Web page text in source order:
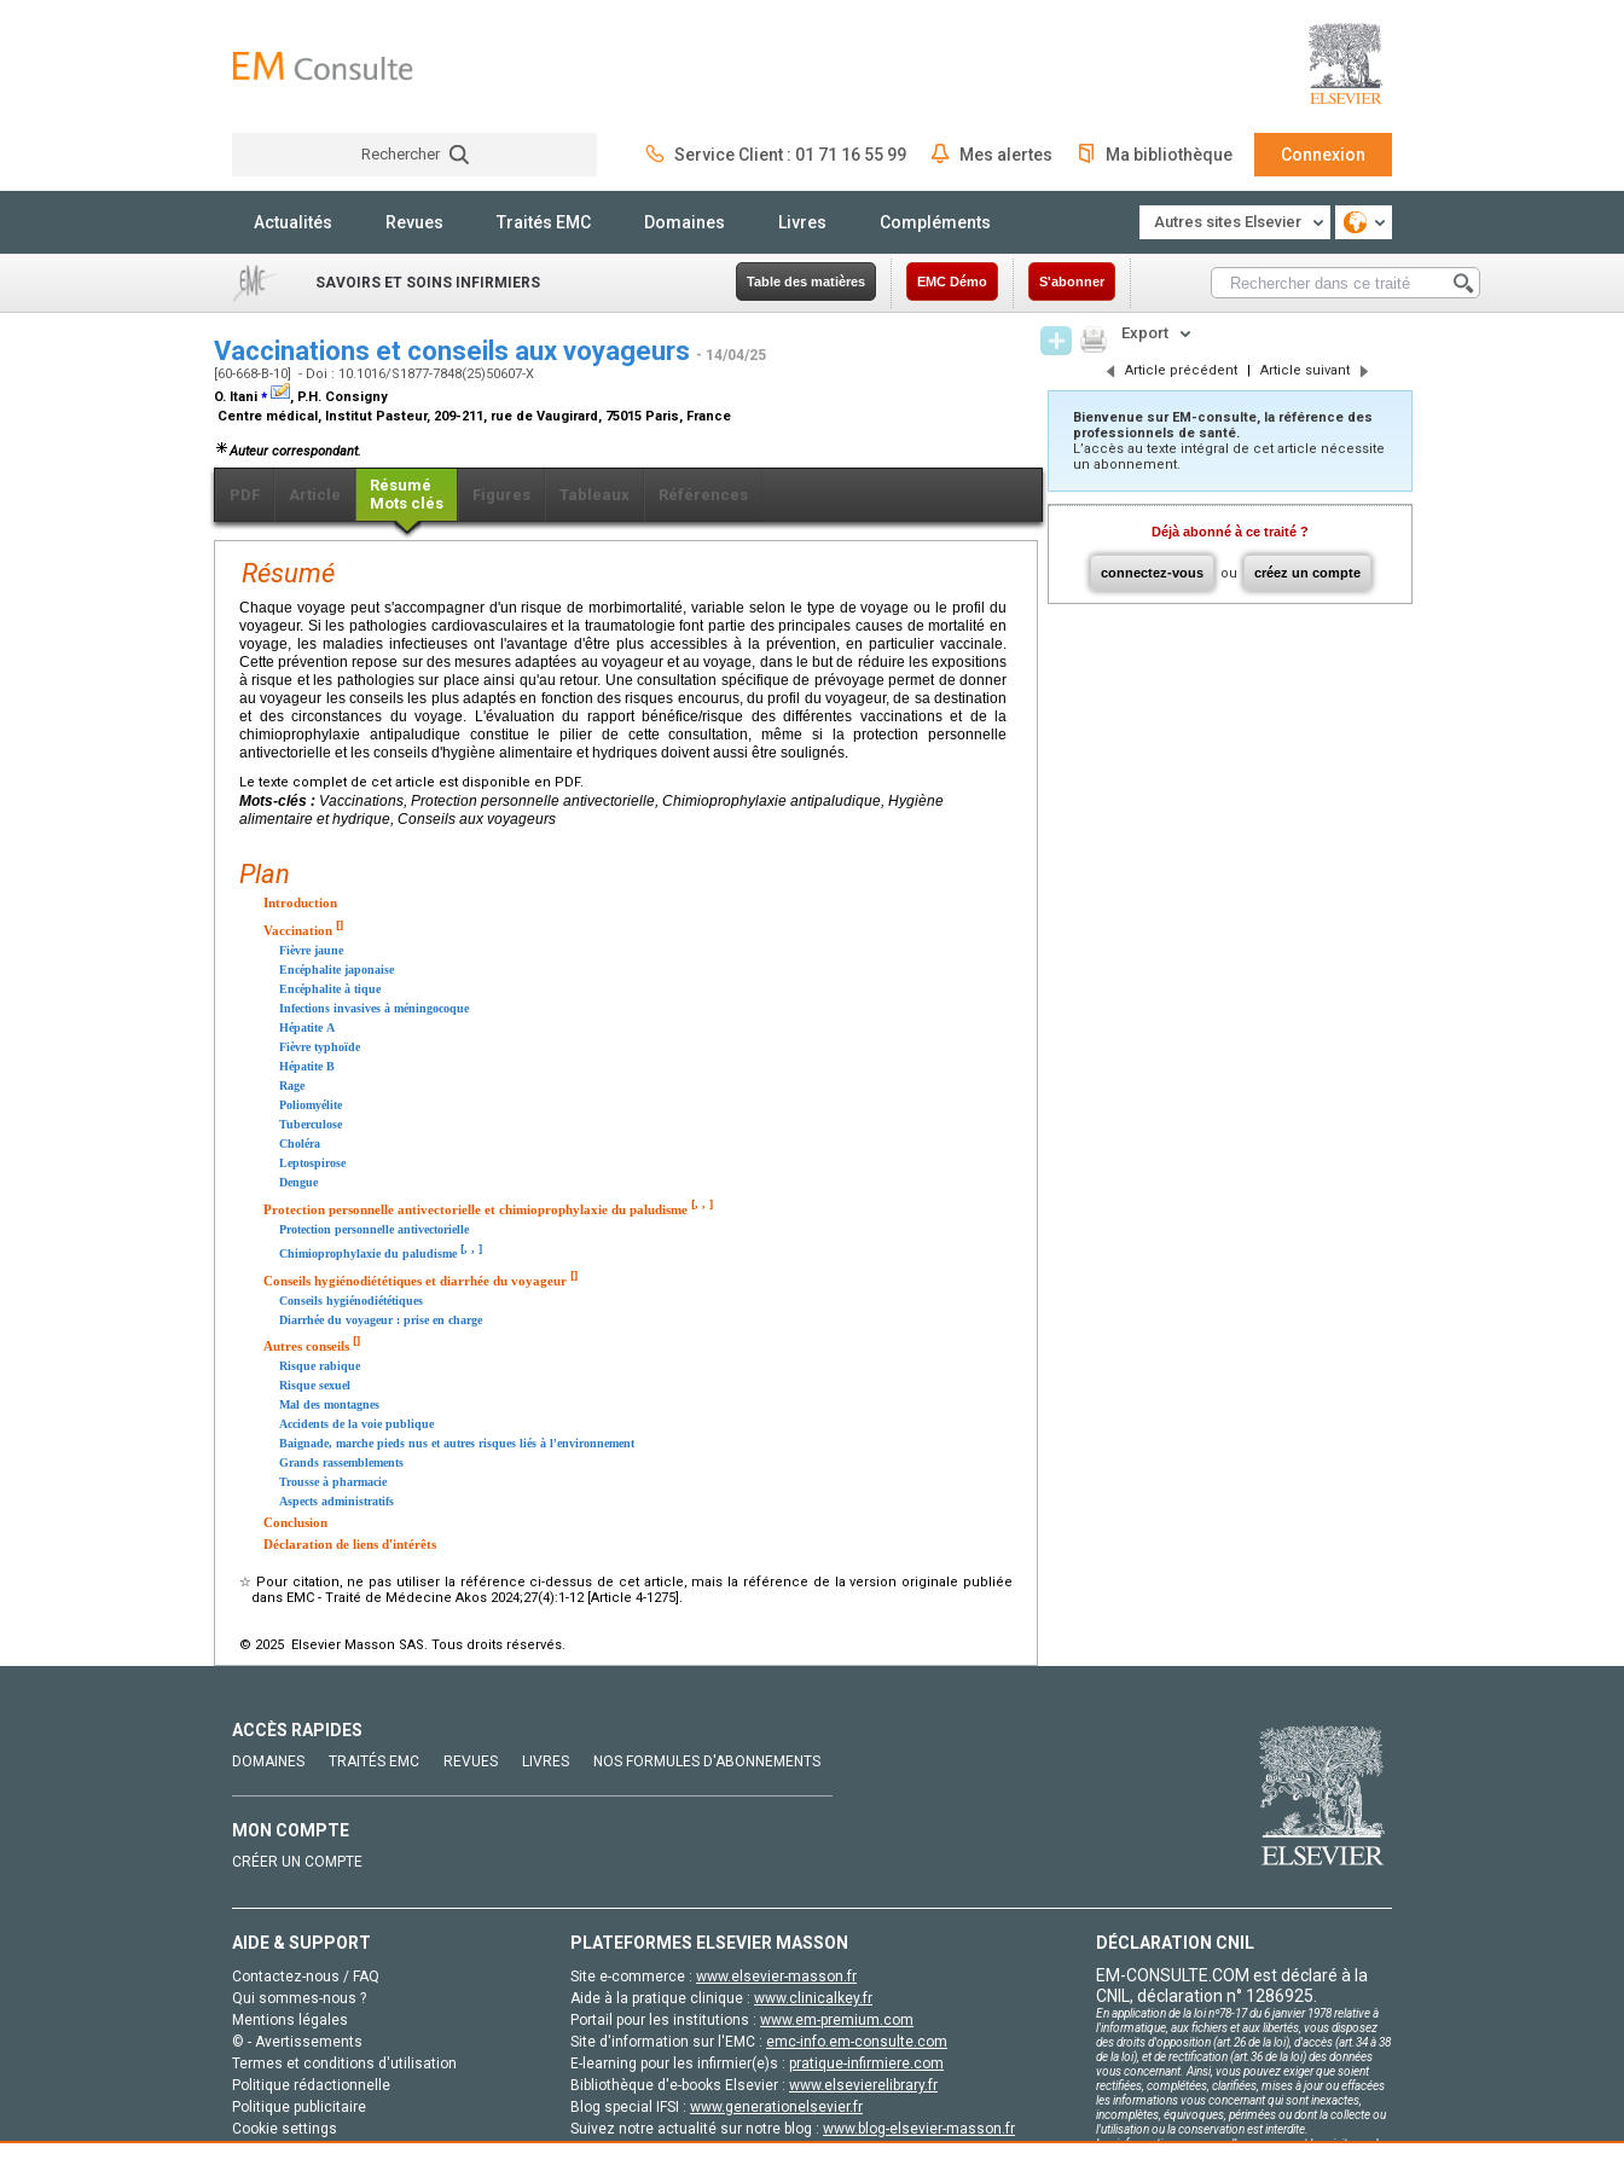
Rechercher Service Client : 01 71 16 55 99 Mes alertes Ma bibliothèque Connexion
Actualités Revues Traités EMC Domaines Livres Compléments Autres sites Elsevier
SAVOIRS ET SOINS INFIRMIERS Table des matières EMC Démo S'abonner
Vaccinations et conseils aux voyageurs - 14/04/25
[60-668-B-10] - Doi : 10.1016/S1877-7848(25)50607-X
O. Itani ⁎
, P.H. Consigny
Centre médical, Institut Pasteur, 209-211, rue de Vaugirard, 75015 Paris, France
Auteur correspondant.
PDF Article
Résumé
Mots clés
Figures Tableaux Références
Résumé
Chaque voyage peut s'accompagner d'un risque de morbimortalité, variable selon le type de voyage ou le profil du
voyageur. Si les pathologies cardiovasculaires et la traumatologie font partie des principales causes de mortalité en
voyage, les maladies infectieuses ont l'avantage d'être plus accessibles à la prévention, en particulier vaccinale.
Cette prévention repose sur des mesures adaptées au voyageur et au voyage, dans le but de réduire les expositions
à risque et les pathologies sur place ainsi qu'au retour. Une consultation spécifique de prévoyage permet de donner
au voyageur les conseils les plus adaptés en fonction des risques encourus, du profil du voyageur, de sa destination
et des circonstances du voyage. L'évaluation du rapport bénéfice/risque des différentes vaccinations et de la
chimioprophylaxie antipaludique constitue le pilier de cette consultation, même si la protection personnelle
antivectorielle et les conseils d'hygiène alimentaire et hydriques doivent aussi être soulignés.
Le texte complet de cet article est disponible en PDF.
Mots-clés : Vaccinations, Protection personnelle antivectorielle, Chimioprophylaxie antipaludique, Hygiène
alimentaire et hydrique, Conseils aux voyageurs
Plan
Introduction
Vaccination []
Fièvre jaune
Encéphalite japonaise
Encéphalite à tique
Infections invasives à méningocoque
Hépatite A
Fièvre typhoïde
Hépatite B
Rage
Poliomyélite
Tuberculose
Choléra
Leptospirose
Dengue
Protection personnelle antivectorielle et chimioprophylaxie du paludisme [, , ]
Protection personnelle antivectorielle
Chimioprophylaxie du paludisme[, , ]
Conseils hygiénodiététiques et diarrhée du voyageur []
Conseils hygiénodiététiques
Diarrhée du voyageur : prise en charge
Autres conseils []
Risque rabique
Risque sexuel
Mal des montagnes
Accidents de la voie publique
Baignade, marche pieds nus et autres risques liés à l'environnement
Grands rassemblements
Trousse à pharmacie
Aspects administratifs
Conclusion
Déclaration de liens d'intérêts
☆ Pour citation, ne pas utiliser la référence ci-dessus de cet article, mais la référence de la version originale publiée
dans EMC - Traité de Médecine Akos 2024;27(4):1-12 [Article 4-1275].
© 2025 Elsevier Masson SAS. Tous droits réservés.
Export
Article précédent | Article suivant
Bienvenue sur EM-consulte, la référence des
professionnels de santé.
L’accès au texte intégral de cet article nécessite
un abonnement.
Déjà abonné à ce traité ?
connectez-vous ou créez un compte
ACCÈS RAPIDES
DOMAINES TRAITÉS EMC REVUES LIVRES NOS FORMULES D'ABONNEMENTS
MON COMPTE
CRÉER UN COMPTE
AIDE & SUPPORT
Contactez-nous / FAQ
Qui sommes-nous ?
Mentions légales
© - Avertissements
Termes et conditions d'utilisation
Politique rédactionnelle
Politique publicitaire
Cookie settings
PLATEFORMES ELSEVIER MASSON
Site e-commerce : www.elsevier-masson.fr
Aide à la pratique clinique : www.clinicalkey.fr
Portail pour les institutions : www.em-premium.com
Site d'information sur l'EMC : emc-info.em-consulte.com
E-learning pour les infirmier(e)s : pratique-infirmiere.com
Bibliothèque d'e-books Elsevier : www.elsevierelibrary.fr
Blog special IFSI : www.generationelsevier.fr
Suivez notre actualité sur notre blog : www.blog-elsevier-masson.fr
DÉCLARATION CNIL
EM-CONSULTE.COM est déclaré à la
CNIL, déclaration n° 1286925.
En application de la loi nº78-17 du 6 janvier 1978 relative à
l'informatique, aux fichiers et aux libertés, vous disposez
des droits d'opposition (art.26 de la loi), d'accès (art.34 à 38
de la loi), et de rectification (art.36 de la loi) des données
vous concernant. Ainsi, vous pouvez exiger que soient
rectifiées, complétées, clarifiées, mises à jour ou effacées
les informations vous concernant qui sont inexactes,
incomplètes, équivoques, périmées ou dont la collecte ou
l'utilisation ou la conservation est interdite.
Les informations personnelles concernant les visiteurs de